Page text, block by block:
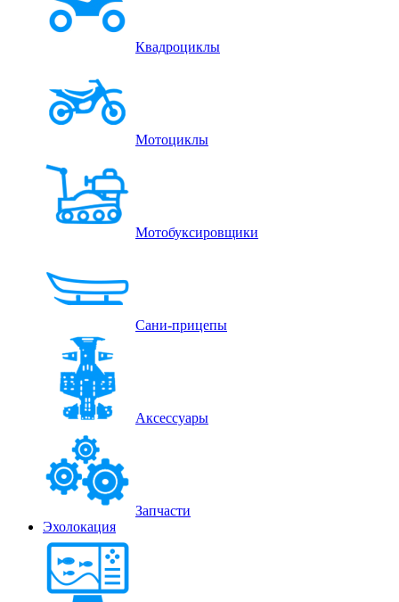
Квадроциклы
Мотоциклы
Мотобуксировщики
Сани-прицепы
Аксессуары
Запчасти
Эхолокация